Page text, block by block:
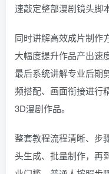
速敲定整部漫剧镜头脚
同时讲解高效成片制作
大幅度提升作品产出速
最后系统讲解专业后期
频搭配、画面衔接进行
3D漫剧作品。
整套教程流程清晰、步
头生成、批量制作，再